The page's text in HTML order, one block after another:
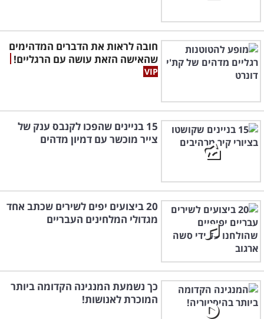
חובה לראות את הדברים המדהימים
שהאישה הזאת עושה עם הרגליים!
15 בניינים שהפכו לקנבס ענק של
צייר מוכשר עם דמיון מדהים
20 ביצועים יפים לשירים שכתב אחד
מגדולי המלחינים העבריים
כך נשמעת המנגינה הקדומה ביותר
המוכרת לאנושות!